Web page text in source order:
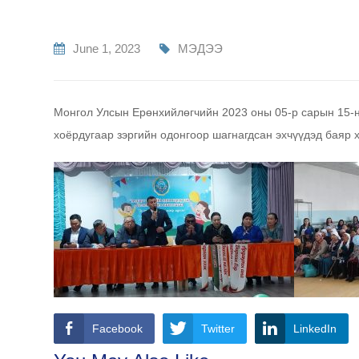
June 1, 2023 МЭДЭЭ
Монгол Улсын Ерөнхийлөгчийн 2023 оны 05-р сарын 15-
хоёрдугаар зэргийн одонгоор шагнагдсан эхчүүдэд баяр
Facebook Twitter LinkedIn